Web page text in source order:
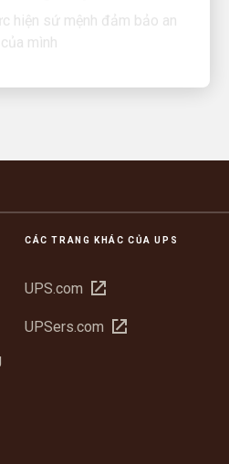
mình
CÁC TRANG KHÁC CỦA UPS
UPS.com Mở
cửa
UPSers.com Mở